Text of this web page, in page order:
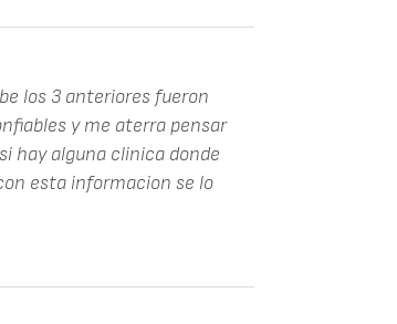
los 3 anteriores fueron
y me aterra pensar
hay alguna clinica donde
esta informacion se lo